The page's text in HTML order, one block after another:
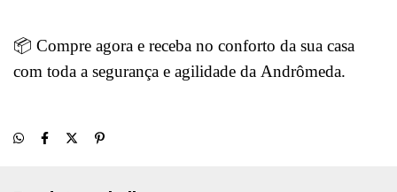
📦 Compre agora e receba no conforto da sua casa
com toda a segurança e agilidade da Andrômeda.